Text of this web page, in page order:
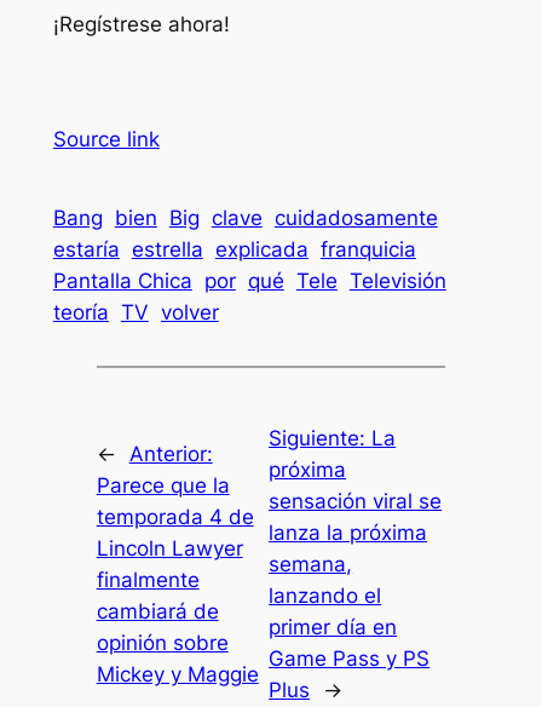
¡Regístrese ahora!
Source link
Bang bien Big clave cuidadosamente
estaría estrella explicada franquicia
Pantalla Chica por qué Tele Televisión
teoría TV volver
←
Anterior:
Parece que la
temporada 4 de
Lincoln Lawyer
finalmente
cambiará de
opinión sobre
Mickey y Maggie
Siguiente: La
próxima
sensación viral se
lanza la próxima
semana,
lanzando el
primer día en
Game Pass y PS
Plus
→